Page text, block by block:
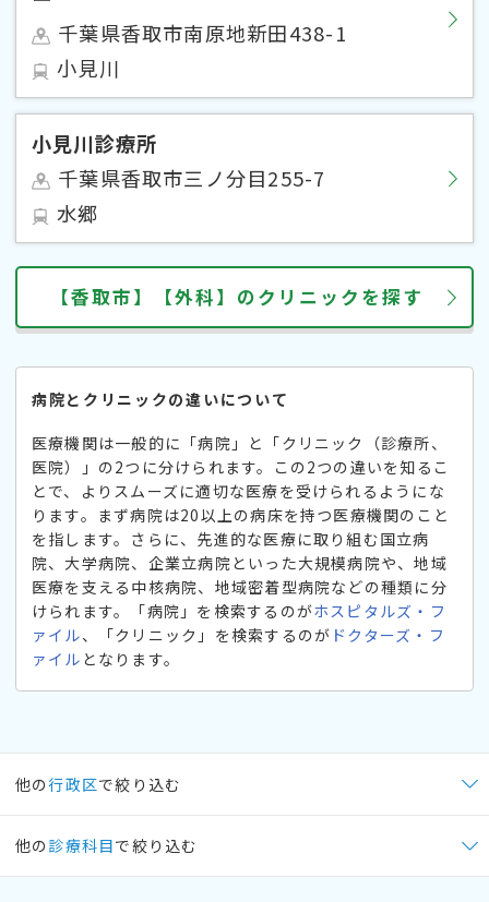
千葉県香取市南原地新田438-1
小見川
小見川診療所
千葉県香取市三ノ分目255-7
水郷
【香取市】【外科】のクリニックを探す
病院とクリニックの違いについて
医療機関は一般的に「病院」と「クリニック（診療所、
医院）」の2つに分けられます。この2つの違いを知るこ
とで、よりスムーズに適切な医療を受けられるようにな
ります。まず病院は20以上の病床を持つ医療機関のこと
を指します。さらに、先進的な医療に取り組む国立病
院、大学病院、企業立病院といった大規模病院や、地域
医療を支える中核病院、地域密着型病院などの種類に分
けられます。「病院」を検索するのがホスピタルズ・フ
ァイル、「クリニック」を検索するのが ドクターズ・フ
ァイル となります。
他の行政区で絞り込む
他の 診療科目で絞り込む